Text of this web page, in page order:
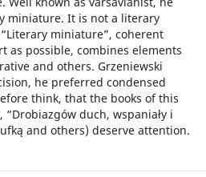
miniature. It is not a literary
miniature”, coherent
as possible, combines elements
and others. Grzeniewski
he preferred condensed
think, that the books of this
duch, wspaniały i
and others) deserve attention.